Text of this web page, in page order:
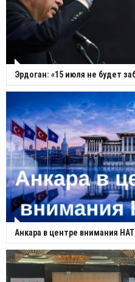
Эрдоган: «15 июля не будет
Анкара в центре внимания